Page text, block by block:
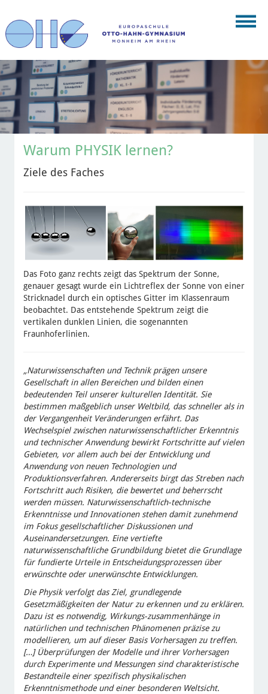
Warum PHYSIK lernen?
Ziele des Faches
Das Foto ganz rechts zeigt das Spektrum der Sonne,
genauer gesagt wurde ein Lichtreflex der Sonne von einer
Stricknadel durch ein optisches Gitter im Klassenraum
beobachtet. Das entstehende Spektrum zeigt die
vertikalen dunklen Linien, die sogenannten
Fraunhoferlinien.
„Naturwissenschaften und Technik prägen unsere
Gesellschaft in allen Bereichen und bilden einen
bedeutenden Teil unserer kulturellen Identität. Sie
bestimmen maßgeblich unser Weltbild, das schneller als in
der Vergangenheit Veränderungen erfährt. Das
Wechselspiel zwischen naturwissenschaftlicher Erkenntnis
und technischer Anwendung bewirkt Fortschritte auf vielen
Gebieten, vor allem auch bei der Entwicklung und
Anwendung von neuen Technologien und
Produktionsverfahren. Andererseits birgt das Streben nach
Fortschritt auch Risiken, die bewertet und beherrscht
werden müssen. Naturwissenschaftlich-technische
Erkenntnisse und Innovationen stehen damit zunehmend
im Fokus gesellschaftlicher Diskussionen und
Auseinandersetzungen. Eine vertiefte
naturwissenschaftliche Grundbildung bietet die Grundlage
für fundierte Urteile in Entscheidungsprozessen über
erwünschte oder unerwünschte Entwicklungen.
Die Physik verfolgt das Ziel, grundlegende
Gesetzmäßigkeiten der Natur zu erkennen und zu erklären.
Dazu ist es notwendig, Wirkungs-zusammenhänge in
natürlichen und technischen Phänomenen präzise zu
modellieren, um auf dieser Basis Vorhersagen zu treffen.
[…] Überprüfungen der Modelle und ihrer Vorhersagen
durch Experimente und Messungen sind charakteristische
Bestandteile einer spezifisch physikalischen
Erkenntnismethode und einer besonderen Weltsicht.